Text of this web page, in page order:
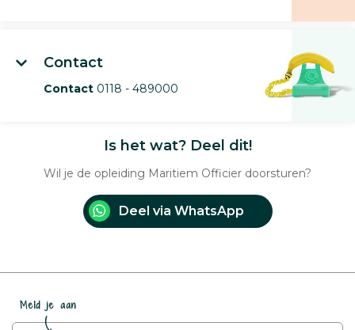
Contact
Contact 0118 - 489000
Is het wat? Deel dit!
Wil je de opleiding Maritiem Officier doorsturen?
Deel via WhatsApp
Meld je aan